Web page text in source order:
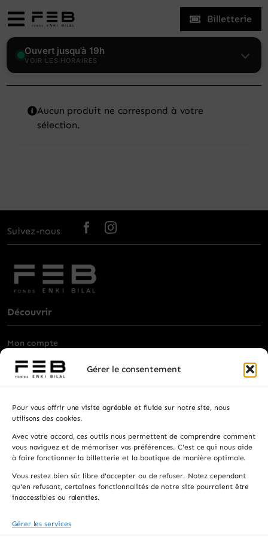
Gérer le consentement
Pour vous offrir une visite agréable et fluide sur notre site, nous
utilisons des cookies.
Avec votre accord, ces outils nous permettent de comprendre comment
vous naviguez et de mémoriser vos préférences. C'est ce qui nous aide
à faire fonctionner la billetterie et la boutique de manière optimale.
Vous restez bien sûr libre d'accepter ou de refuser. Notez cependant
qu'en refusant, certaines fonctionnalités de notre site pourraient être
inaccessibles ou ralenties.
Gérer les services
to
Ouvert jusqu'à 19h
VOIR LES HORAIRES
Toggle
Navigation
Expositions
Le Fonds
Enki Bilal
Mon compte
Panier
Billetterie
Aucun produit ne correspond à votre
sélection.
Suivez-nous
Découvrir
Mon compte
Billetterie
Privatisation
Contacts
Recevez les actualités, la programmation et les
informations pratiques.